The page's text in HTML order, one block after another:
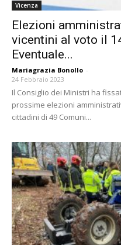
Vicenza
Elezioni
vicentini al voto il
Eventuale...
Mariagrazia Bonollo -
24 Febbraio 2023
Il Consiglio dei Ministri ha
prossime elezioni
cittadini di 49 Comuni...